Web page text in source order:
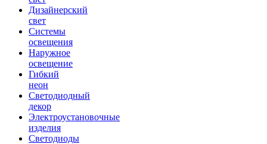
Дизайнерский
свет
Системы
освещения
Наружное
освещение
Гибкий
неон
Светодиодный
декор
Электроустановочные
изделия
Светодиоды